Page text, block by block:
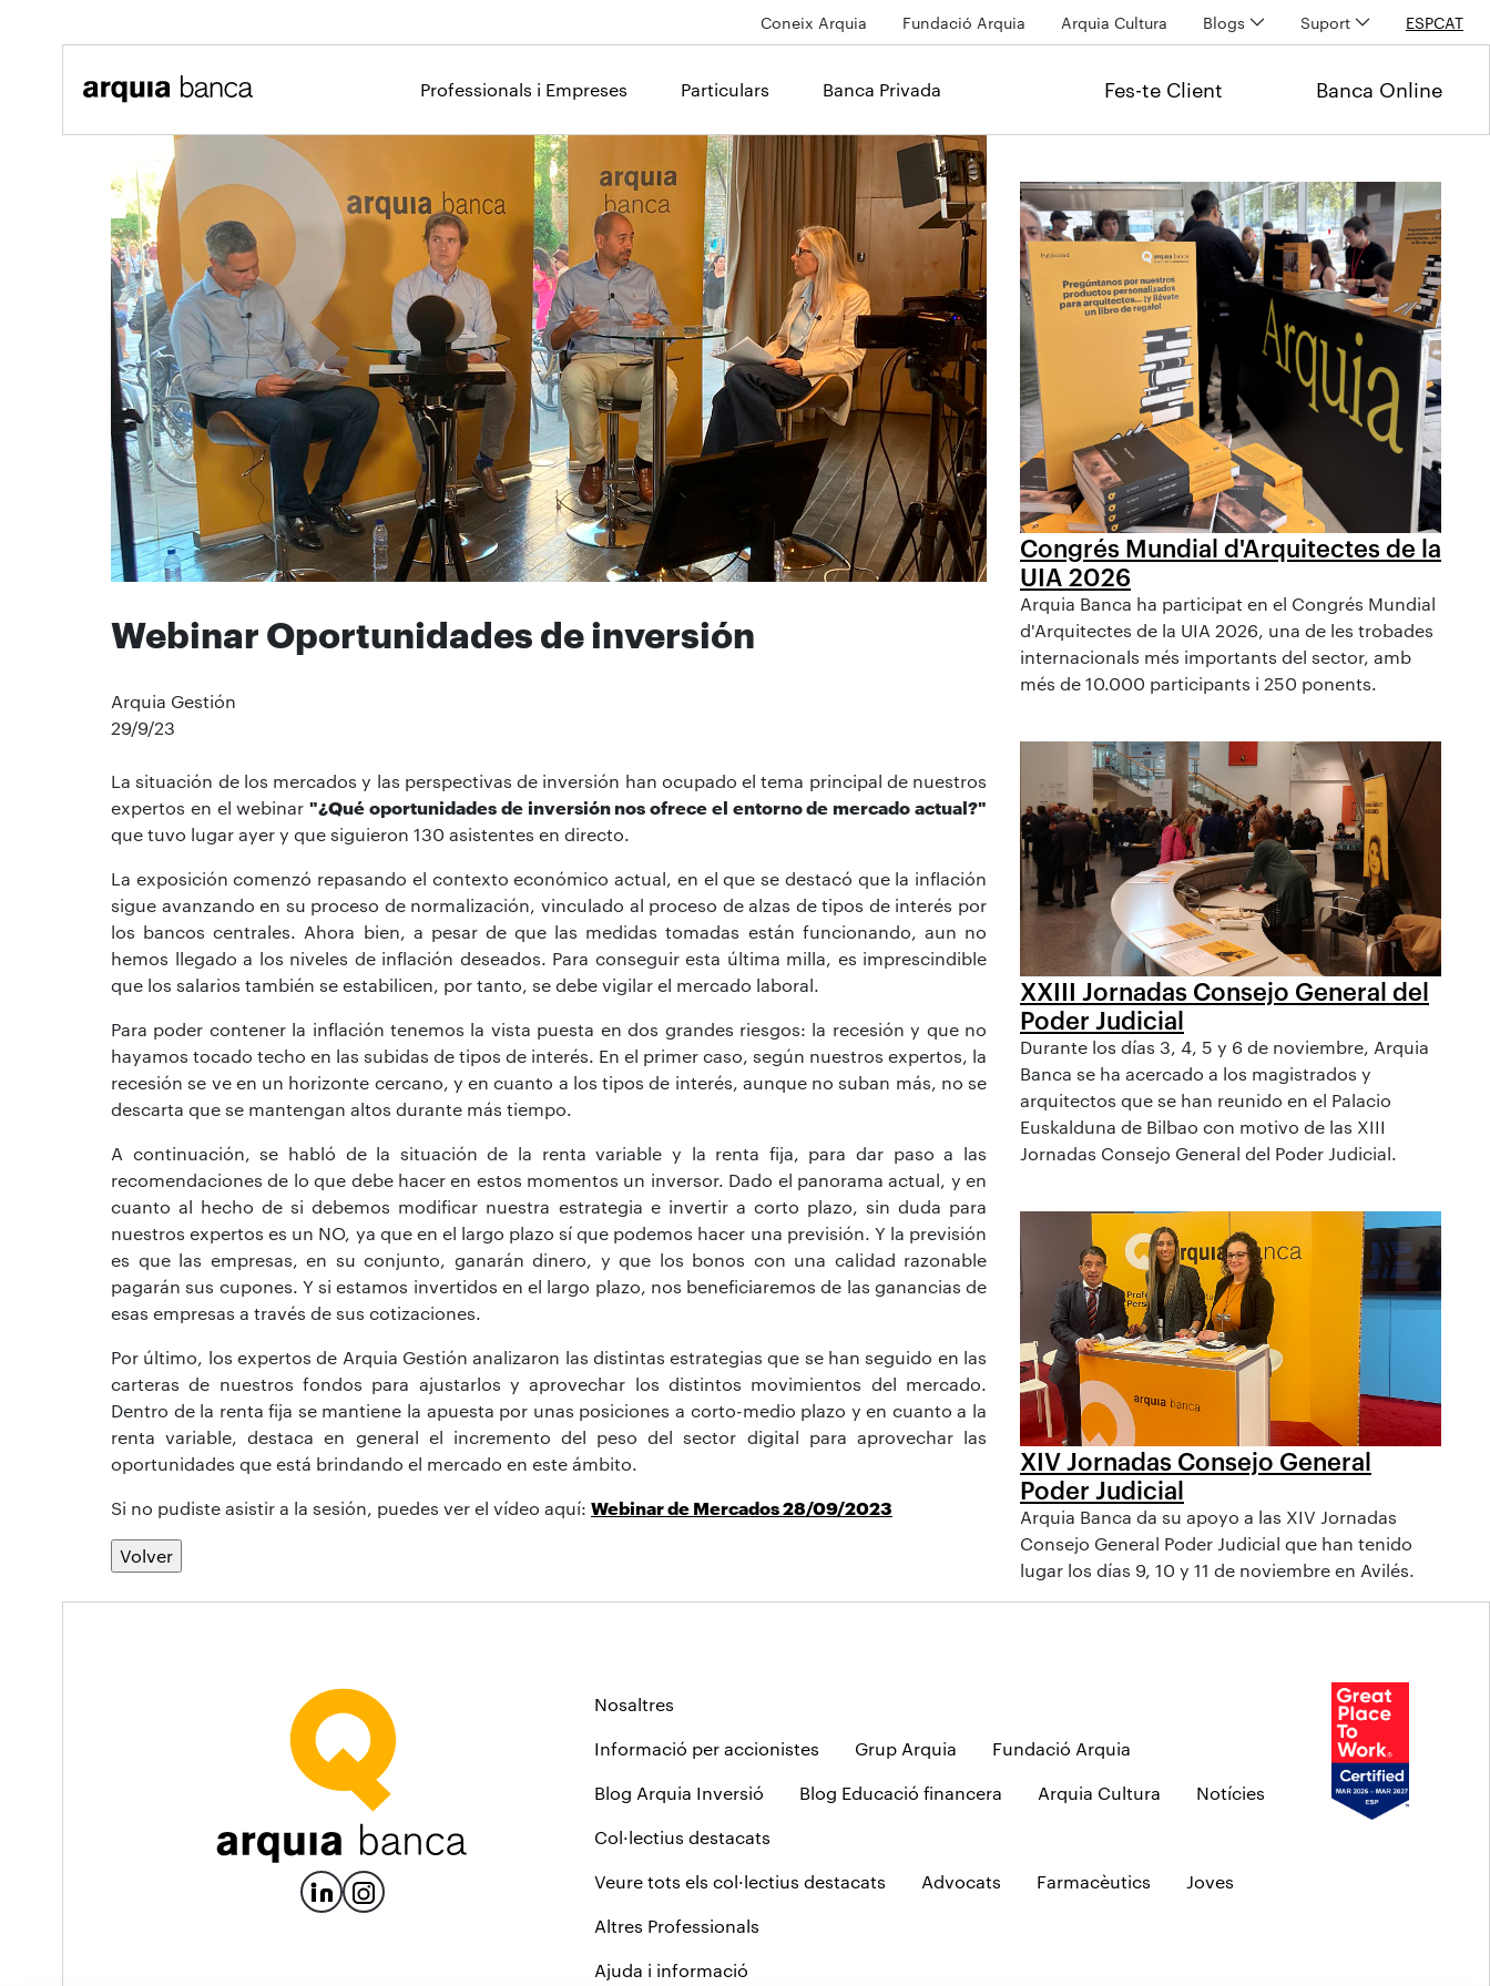
Coneix Arquia Fundació Arquia Arquia Cultura Blogs Suport ESPCAT
Professionals i Empreses Particulars Banca Privada Fes-te Client Banca Online
Webinar Oportunidades de inversión
Arquia Gestión
29/9/23
La situación de los mercados y las perspectivas de inversión han ocupado el tema principal de nuestros
expertos en el webinar "¿Qué oportunidades de inversión nos ofrece el entorno de mercado actual?"
que tuvo lugar ayer y que siguieron 130 asistentes en directo.
La exposición comenzó repasando el contexto económico actual, en el que se destacó que la inflación
sigue avanzando en su proceso de normalización, vinculado al proceso de alzas de tipos de interés por
los bancos centrales. Ahora bien, a pesar de que las medidas tomadas están funcionando, aun no
hemos llegado a los niveles de inflación deseados. Para conseguir esta última milla, es imprescindible
que los salarios también se estabilicen, por tanto, se debe vigilar el mercado laboral.
Para poder contener la inflación tenemos la vista puesta en dos grandes riesgos: la recesión y que no
hayamos tocado techo en las subidas de tipos de interés. En el primer caso, según nuestros expertos, la
recesión se ve en un horizonte cercano, y en cuanto a los tipos de interés, aunque no suban más, no se
descarta que se mantengan altos durante más tiempo.
A continuación, se habló de la situación de la renta variable y la renta fija, para dar paso a las
recomendaciones de lo que debe hacer en estos momentos un inversor. Dado el panorama actual, y en
cuanto al hecho de si debemos modificar nuestra estrategia e invertir a corto plazo, sin duda para
nuestros expertos es un NO, ya que en el largo plazo sí que podemos hacer una previsión. Y la previsión
es que las empresas, en su conjunto, ganarán dinero, y que los bonos con una calidad razonable
pagarán sus cupones. Y si estamos invertidos en el largo plazo, nos beneficiaremos de las ganancias de
esas empresas a través de sus cotizaciones.
Por último, los expertos de Arquia Gestión analizaron las distintas estrategias que se han seguido en las
carteras de nuestros fondos para ajustarlos y aprovechar los distintos movimientos del mercado.
Dentro de la renta fija se mantiene la apuesta por unas posiciones a corto-medio plazo y en cuanto a la
renta variable, destaca en general el incremento del peso del sector digital para aprovechar las
oportunidades que está brindando el mercado en este ámbito.
Si no pudiste asistir a la sesión, puedes ver el vídeo aquí: Webinar de Mercados 28/09/2023
Volver
Congrés Mundial d'Arquitectes de la
UIA 2026
Arquia Banca ha participat en el Congrés Mundial
d'Arquitectes de la UIA 2026, una de les trobades
internacionals més importants del sector, amb
més de 10.000 participants i 250 ponents.
XXIII Jornadas Consejo General del
Poder Judicial
Durante los días 3, 4, 5 y 6 de noviembre, Arquia
Banca se ha acercado a los magistrados y
arquitectos que se han reunido en el Palacio
Euskalduna de Bilbao con motivo de las XIII
Jornadas Consejo General del Poder Judicial.
XIV Jornadas Consejo General
Poder Judicial
Arquia Banca da su apoyo a las XIV Jornadas
Consejo General Poder Judicial que han tenido
lugar los días 9, 10 y 11 de noviembre en Avilés.
Nosaltres
Informació per accionistes Grup Arquia Fundació Arquia
Blog Arquia Inversió Blog Educació financera Arquia Cultura Notícies
Col·lectius destacats
Veure tots els col·lectius destacats Advocats Farmacèutics Joves
Altres Professionals
Ajuda i informació